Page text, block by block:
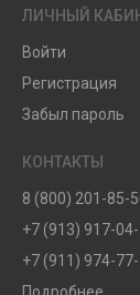
ЛИЧНЫЙ
Войти
Регистрация
Забыл пароль
КОНТАКТЫ
8 (800) 201-85-
+7 (913) 917-
+7 (911) 974-